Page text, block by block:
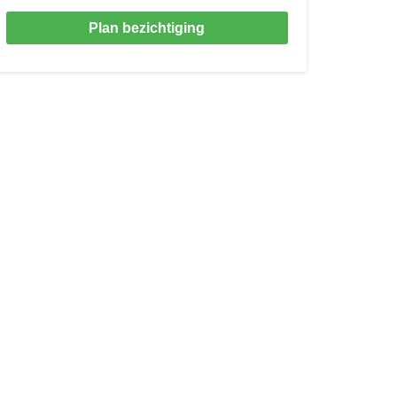
Plan bezichtiging